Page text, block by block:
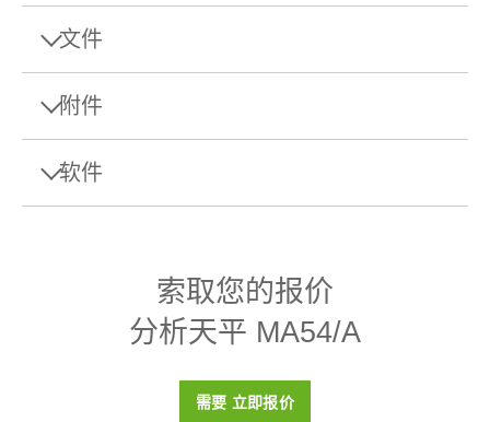
规格 - 分析天平 MA54/A
最小称量值（符合USP，
允差为0.1%，典型）
90 mm
外形尺寸 (高x宽x深)
354 mm x 209 mm x 354
0.08 mg
文件
单页样本
Download this datasheet to learn more about the
specifications and accessories of MA Analytical
用户手册：MA天平
操作手册：MA天平
附件
BOX,组件蓝牙适配
物料号:30086495
软件
EasyDirect Balance数据管理软件（最多3
在一台PC上通过以太网或RS232接口最多可从3台高级和标
索取您的报价
分析天平 MA54/A
需要 立即报价